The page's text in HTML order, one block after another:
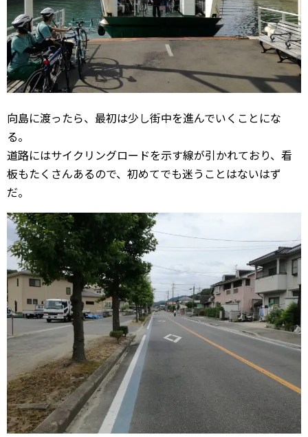
向島に渡ったら、最初は少し街中を進んでいくことにな
る。
道路にはサイクリングロードを示す線が引かれており、看
板もたくさんあるので、初めてでも迷うことはないはず
だ。